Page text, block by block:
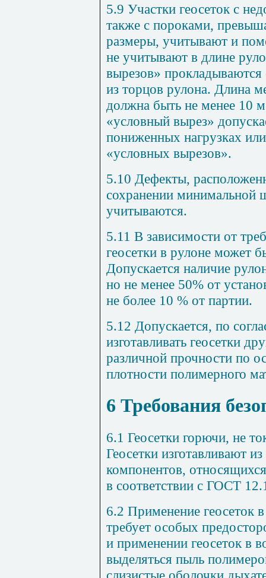
5.9 Участки геосеток с
также с пороками,
размеры, учитывают и
не учитывают в длине
вырезов»
из торцов рулона. Длина
должна быть не менее 10
«условный вырез»
пониженных нагрузках
«условных вырезов».
5.10 Дефекты,
сохранении минимальной
учитываются.
5.11 В зависимости от
геосетки в рулоне может
Допускается наличие
но не менее 50% от
не более 10 % от партии.
5.12 Допускается, по
изготавливать геосетки
различной прочности по
плотности полимерного
6 Требования
6.1 Геосетки горючи, не
Геосетки изготавливают
компонентов,
в соответствии с ГОСТ
6.2 Применение геосеток
требует особых
и применении геосеток в
выделяться пыль
слизистые оболочки